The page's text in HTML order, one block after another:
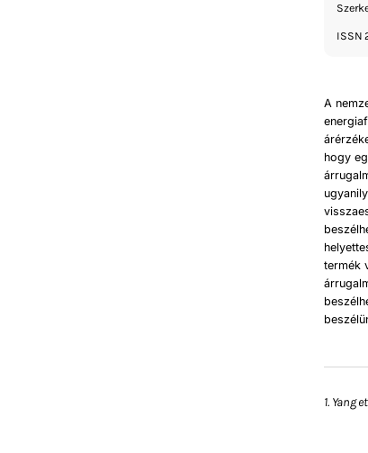
ISSN
A
hogy
termék
1. Yang